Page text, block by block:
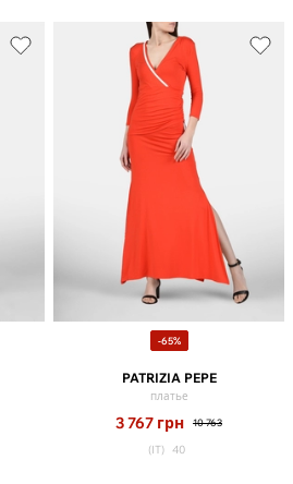
-65%
PATRIZIA PEPE
платье
3 767 грн 10 763
(IT) 40